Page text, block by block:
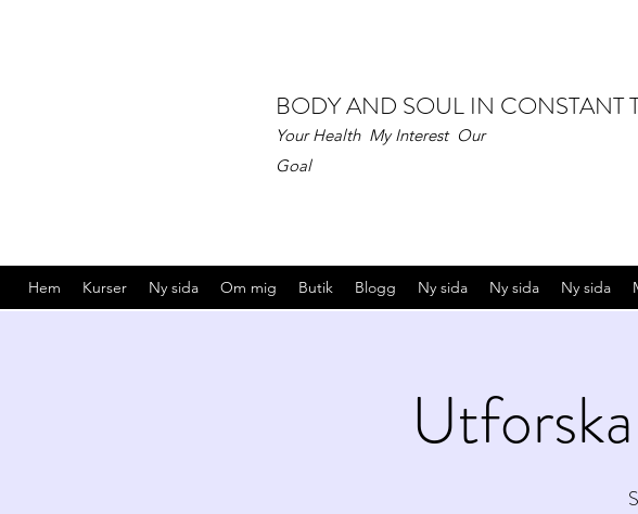
BODY AND SOUL IN CONSTANT
Your Health My Interest Our
Goal
Hem Kurser Ny sida Om mig Butik Blogg Ny sida Ny sida Ny sida